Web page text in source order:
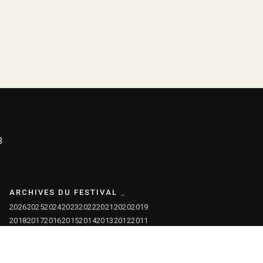
ARCHIVES DU FESTIVAL
202620252024202320222021 20202019
20182017201620152014201320122011